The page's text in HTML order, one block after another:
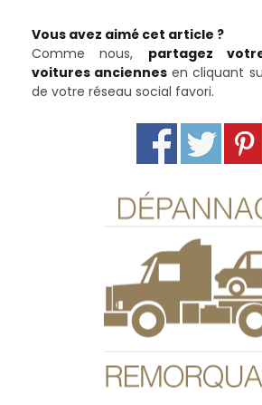
Vous avez aimé cet article ?
Comme nous, partagez
voitures anciennes en cliquant
de votre réseau social favori.
En panne
Nous pouvons allez chercher
un
Contactez-nous